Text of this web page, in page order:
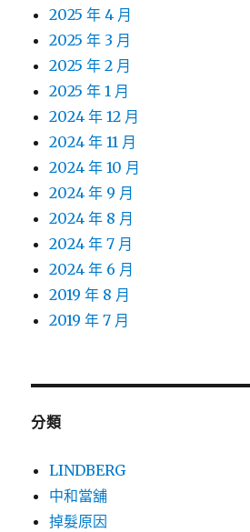
2025 年 4 月
2025 年 3 月
2025 年 2 月
2025 年 1 月
2024 年 12 月
2024 年 11 月
2024 年 10 月
2024 年 9 月
2024 年 8 月
2024 年 7 月
2024 年 6 月
2019 年 8 月
2019 年 7 月
分類
LINDBERG
中和當舖
掉髮原因